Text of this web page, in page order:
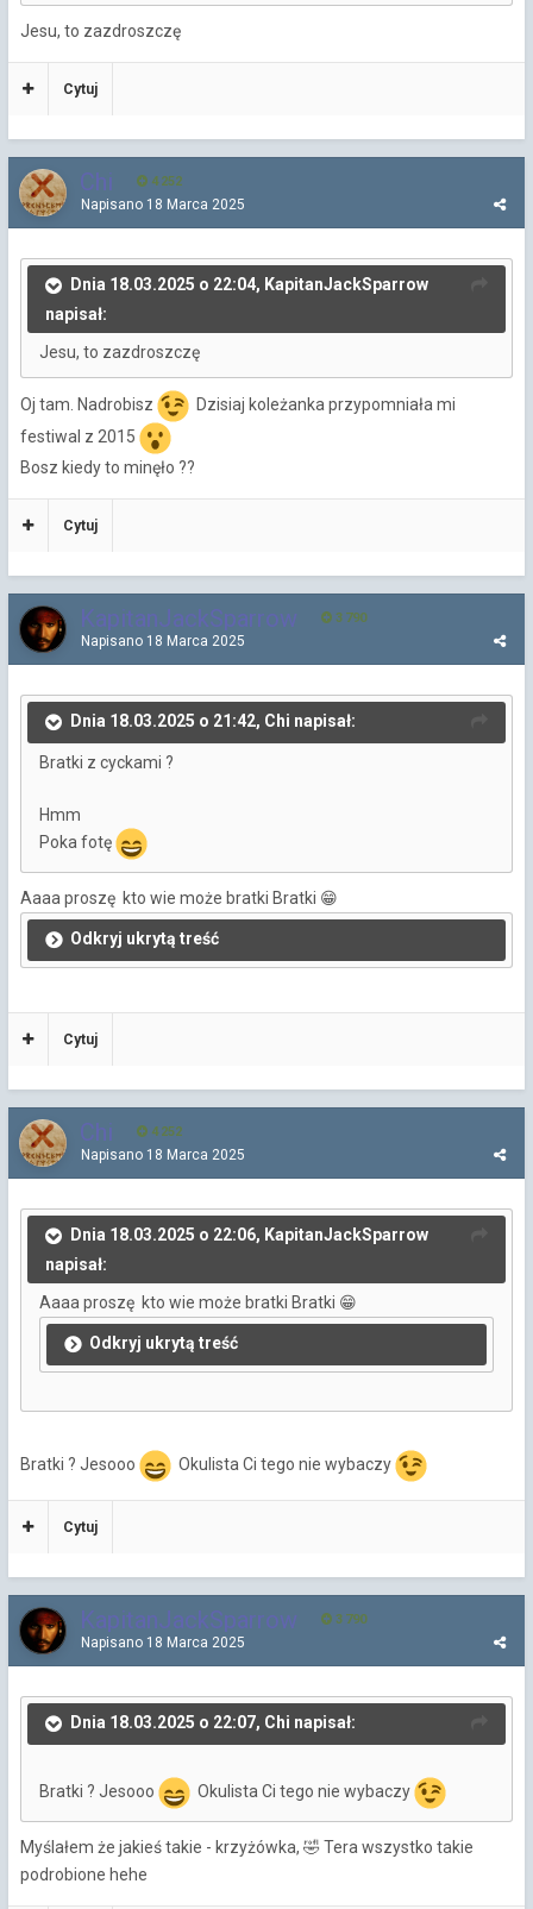
Jesu, to zazdroszczę
Cytuj
Chi 4 252
Napisano 18 Marca 2025
Dnia 18.03.2025 o 22:04, KapitanJackSparrow
napisał:
Jesu, to zazdroszczę
Oj tam. Nadrobisz
Dzisiaj koleżanka przypomniała mi
festiwal z 2015
Bosz kiedy to minęło ??
Cytuj
KapitanJackSparrow 3 790
Napisano 18 Marca 2025
Dnia 18.03.2025 o 21:42, Chi napisał:
Bratki z cyckami ?
Hmm
Poka fotę
Aaaa proszę kto wie może bratki Bratki 😁
Odkryj ukrytą treść
Cytuj
Chi 4 252
Napisano 18 Marca 2025
Dnia 18.03.2025 o 22:06, KapitanJackSparrow
napisał:
Aaaa proszę kto wie może bratki Bratki 😁
Odkryj ukrytą treść
Bratki ? Jesooo Okulista Ci tego nie wybaczy
Cytuj
KapitanJackSparrow 3 790
Napisano 18 Marca 2025
Dnia 18.03.2025 o 22:07, Chi napisał:
Bratki ? Jesooo Okulista Ci tego nie wybaczy
Myślałem że jakieś takie - krzyżówka, 🤣 Tera wszystko takie
podrobione hehe